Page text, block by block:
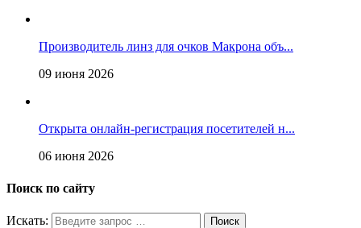
Производитель линз для очков Макрона объ...
09 июня 2026
Открыта онлайн-регистрация посетителей н...
06 июня 2026
Поиск по сайту
Искать: